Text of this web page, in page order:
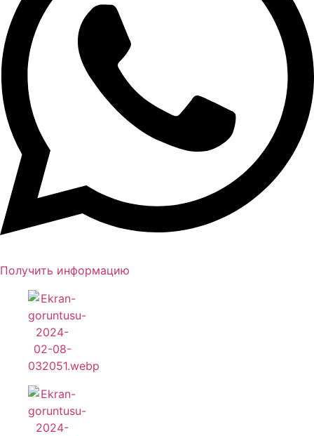
Получить информацию